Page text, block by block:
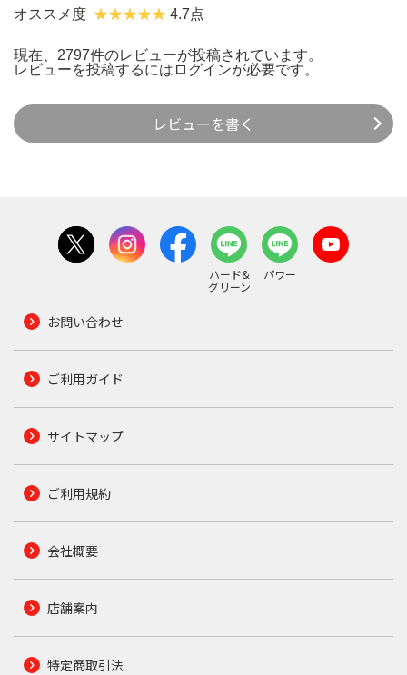
オススメ度 4.7点
現在、2797件のレビューが投稿されています。
レビューを投稿するには ログインが必要です。
レビューを書く
ハード&
グリーン
パワー
お問い合わせ
ご利用ガイド
サイトマップ
ご利用規約
会社概要
店舗案内
特定商取引法